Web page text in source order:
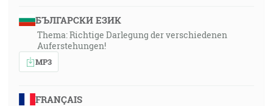
БЪЛГАРСКИ ЕЗИК
Thema: Richtige Darlegung der verschiedenen
Auferstehungen!
MP3
FRANÇAIS